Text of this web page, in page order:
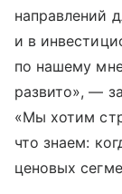
направлений
и в
по нашему
развито», —
«Мы хотим
что знаем:
ценовых